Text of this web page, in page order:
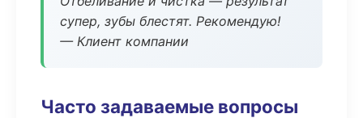
супер, зубы блестят. Рекомендую!
— Клиент компании
Часто задаваемые вопросы